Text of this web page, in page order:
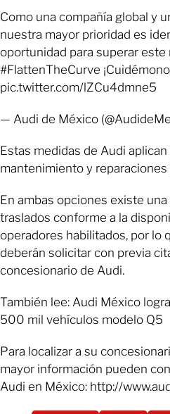
Como una compañía global y
nuestra mayor prioridad es
oportunidad para superar este
#FlattenTheCurve
pic.twitter.com/lZCu4dmne5
— Audi de México
Estas medidas de Audi
mantenimiento y reparaciones
En ambas opciones existe
traslados conforme a la
operadores habilitados, por lo
deberán solicitar con previa
concesionario de Audi.
También lee: Audi México
500 mil vehículos modelo Q5
Para localizar a su
mayor información pueden
Audi en México: http://